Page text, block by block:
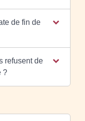
de fin de
refusent de
?